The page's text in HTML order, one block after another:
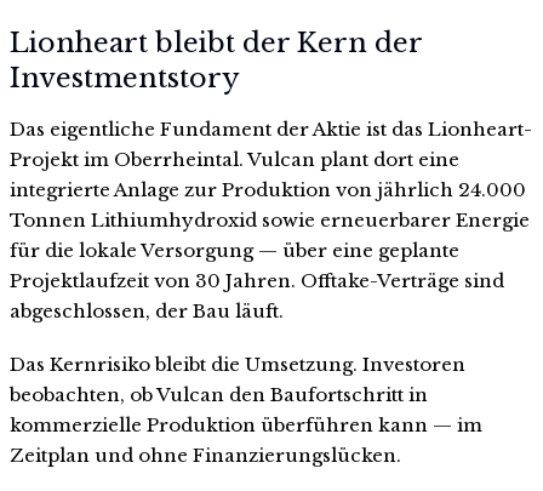
Lionheart bleibt der Kern der
Investmentstory
Das eigentliche Fundament der Aktie ist das Lionheart-
Projekt im Oberrheintal. Vulcan plant dort eine
integrierte Anlage zur Produktion von jährlich 24.000
Tonnen Lithiumhydroxid sowie erneuerbarer Energie
für die lokale Versorgung — über eine geplante
Projektlaufzeit von 30 Jahren. Offtake-Verträge sind
abgeschlossen, der Bau läuft.
Das Kernrisiko bleibt die Umsetzung. Investoren
beobachten, ob Vulcan den Baufortschritt in
kommerzielle Produktion überführen kann — im
Zeitplan und ohne Finanzierungslücken.